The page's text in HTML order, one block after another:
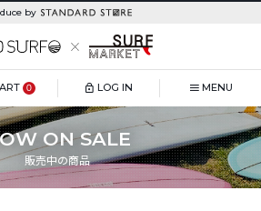
by
0 LOG IN MENU
ON SALE
販売中の商品